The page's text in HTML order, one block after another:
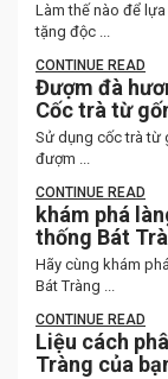
Làm thế nào để
tặng độc ...
CONTINUE READ
Đượm đà
Cốc trà từ
Sử dụng cốc trà từ
đượm ...
CONTINUE READ
khám phá
thống Bát
Hãy cùng khám
Bát Tràng ...
CONTINUE READ
Liệu cách
Tràng của